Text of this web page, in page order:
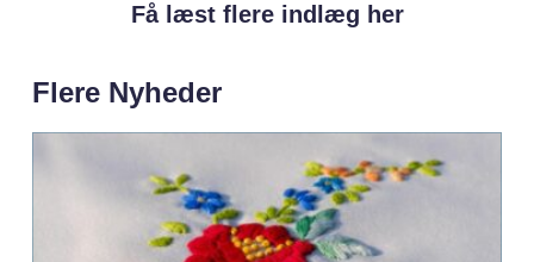
Få læst flere indlæg her
Flere Nyheder